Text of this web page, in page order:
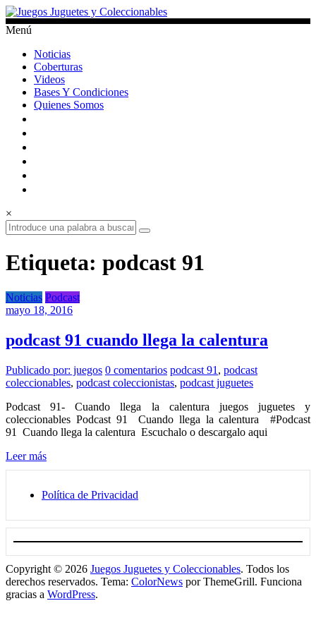
Saltar
al
contenido
Juguetes
Coleccionables
Noticias
para
coleccionistas.
Menú
Noticias
Coberturas
Videos
Bases Y Condiciones
Quienes Somos
×
Etiqueta: podcast 91
Noticias Podcast
mayo 18, 2016
podcast 91 cuando llega la calentura
Publicado por: juegos 0 comentarios podcast 91 , podcast
coleccionables, podcast coleccionistas, podcast juguetes
Podcast 91- Cuando llega la calentura juegos juguetes y
coleccionables Podcast 91 Cuando llega la calentura #Podcast
91 Cuando llega la calentura Escuchalo o descargalo aqui
Leer más
Política de Privacidad
Copyright © 2026 Juegos Juguetes y Coleccionables. Todos los
derechos reservados. Tema: ColorNews por ThemeGrill. Funciona
gracias a WordPress.